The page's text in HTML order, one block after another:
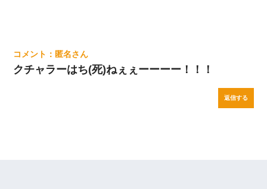
匿名
クチャラーはち(死)ねぇぇーーーー！！！
返信する